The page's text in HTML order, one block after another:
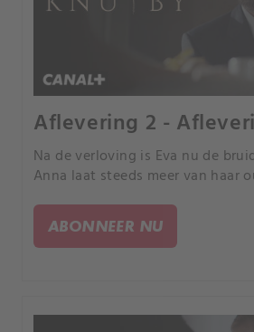
Aflevering 2 -
Na de verloving is Eva nu de
Anna laat steeds meer van haar
ABONNEER NU